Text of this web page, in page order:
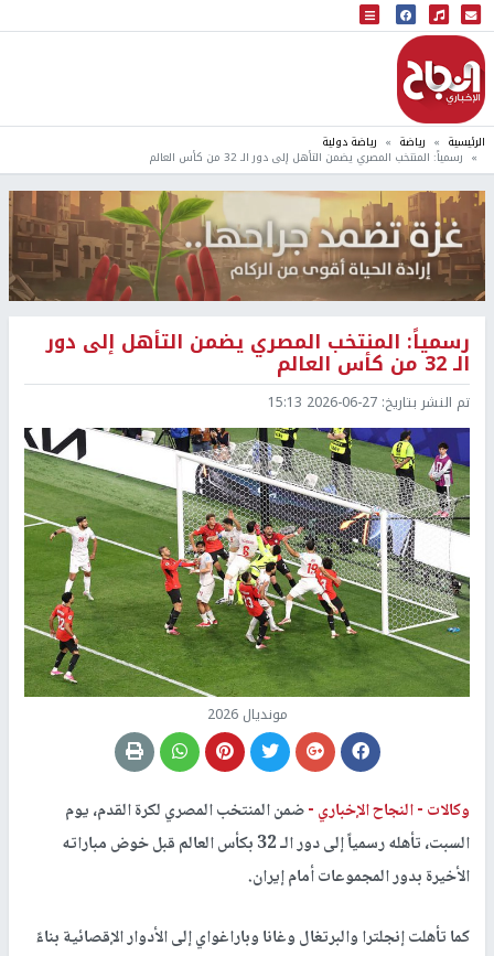
البث المباشر
إذاعة النجاح
الرئيسية رياضة رياضة دولية
رسمياً: المنتخب المصري يضمن التأهل إلى دور الـ 32 من كأس العالم
رسمياً: المنتخب المصري يضمن التأهل إلى دور
الـ 32 من كأس العالم
تم النشر بتاريخ: 2026-06-27 15:13
مونديال 2026
وكالات -النجاح الإخباري -ضمن المنتخب المصري لكرة القدم، يوم
السبت، تأهله رسمياً إلى دور الـ 32 بكأس العالم قبل خوض مباراته
الأخيرة بدور المجموعات أمام إيران.
كما تأهلت إنجلترا والبرتغال وغانا وباراغواي إلى الأدوار الإقصائية بناءً